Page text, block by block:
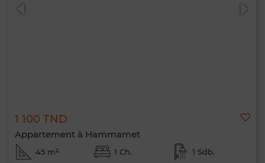
1 100 TND
Appartement à Hammamet
45 m² 1 Ch. 1 Sdb.